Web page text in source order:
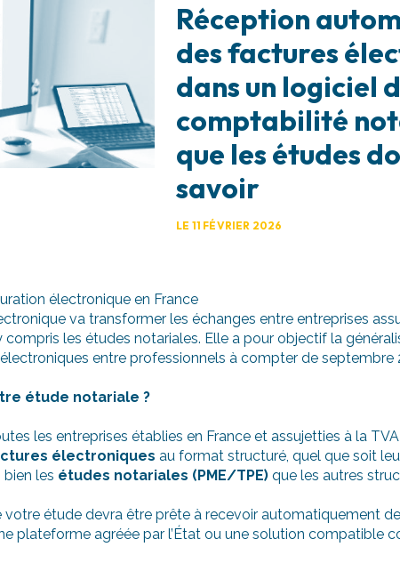
Réception
des factures
dans un logiciel
comptabilité
que les études
savoir
LE 11 FÉVRIER 2026
électronique en France
va transformer les échanges entre entreprises
compris les études notariales. Elle a pour objectif la
entre professionnels à compter de septembre
étude notariale ?
les entreprises établies en France et assujetties à la
électroniques au format structuré, quel que soit
les études notariales (PME/TPE) que les autres
votre étude devra être prête à recevoir automatiquement
plateforme agréée par l’État ou une solution compatible